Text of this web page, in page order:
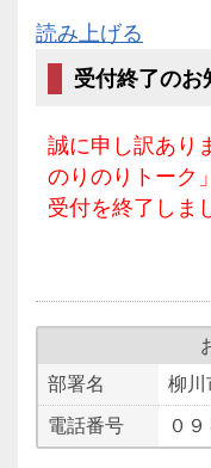
読み上げる
受付終了のお
誠に申し訳あり
のりのりトーク
受付を終了しま
部署名
柳川
電話番号 ０